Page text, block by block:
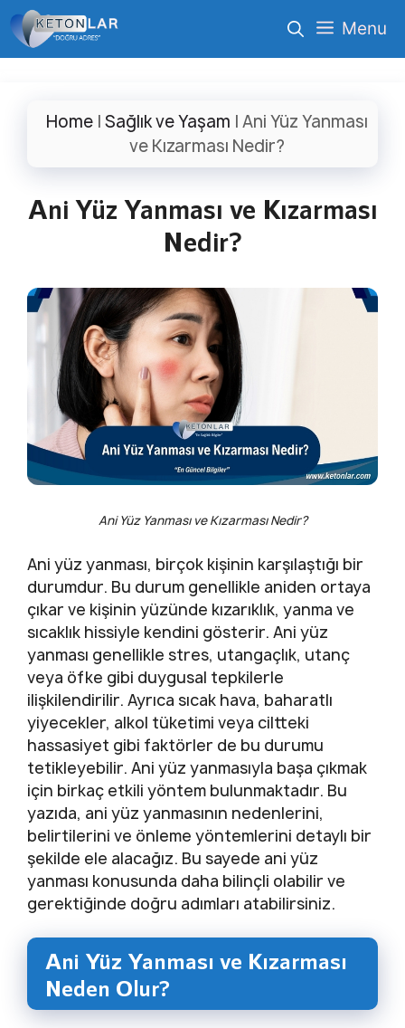
İçeriğe
atla
Menu
Home | Sağlık ve Yaşam | Ani Yüz Yanması
ve Kızarması Nedir?
Ani Yüz Yanması ve Kızarması
Nedir?
Ani Yüz Yanması ve Kızarması Nedir?
Ani yüz yanması, birçok kişinin karşılaştığı bir
durumdur. Bu durum genellikle aniden ortaya
çıkar ve kişinin yüzünde kızarıklık, yanma ve
sıcaklık hissiyle kendini gösterir. Ani yüz
yanması genellikle stres, utangaçlık, utanç
veya öfke gibi duygusal tepkilerle
ilişkilendirilir. Ayrıca sıcak hava, baharatlı
yiyecekler, alkol tüketimi veya ciltteki
hassasiyet gibi faktörler de bu durumu
tetikleyebilir. Ani yüz yanmasıyla başa çıkmak
için birkaç etkili yöntem bulunmaktadır. Bu
yazıda, ani yüz yanmasının nedenlerini,
belirtilerini ve önleme yöntemlerini detaylı bir
şekilde ele alacağız. Bu sayede ani yüz
yanması konusunda daha bilinçli olabilir ve
gerektiğinde doğru adımları atabilirsiniz.
Ani Yüz Yanması ve Kızarması
Neden Olur?